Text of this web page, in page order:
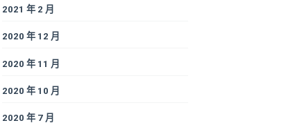
2021 年 2 月
2020 年 12 月
2020 年 11 月
2020 年 10 月
2020 年 7 月